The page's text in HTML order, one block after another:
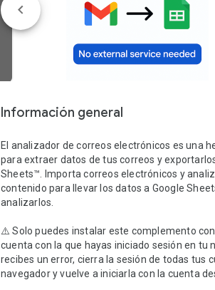
Información general
El analizador de correos electrónicos es una
para extraer datos de tus correos y
Sheets™. Importa correos electrónicos y
contenido para llevar los datos a Google
analizarlos.
⚠️ Solo puedes instalar este complemento
cuenta con la que hayas iniciado sesión en tu
recibes un error, cierra la sesión de todas tus
navegador y vuelve a iniciarla con la cuenta